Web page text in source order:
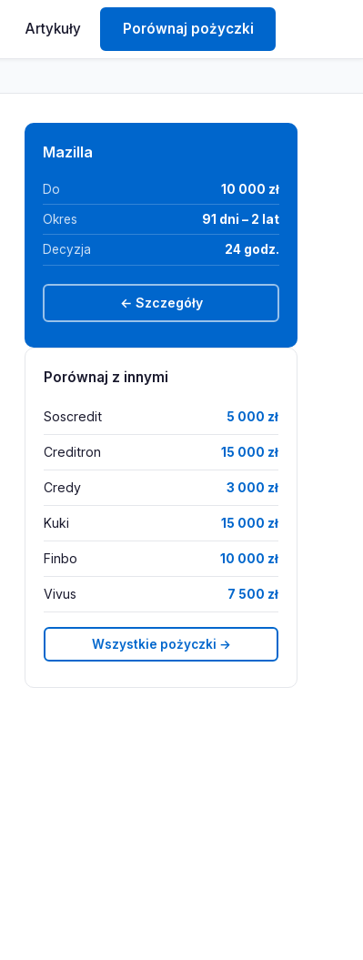
Artykuły Porównaj pożyczki
Mazilla
Do 10 000 zł
Okres 91 dni – 2 lat
Decyzja 24 godz.
← Szczegóły
Porównaj z innymi
Soscredit 5 000 zł
Creditron 15 000 zł
Credy 3 000 zł
Kuki 15 000 zł
Finbo 10 000 zł
Vivus 7 500 zł
Wszystkie pożyczki →